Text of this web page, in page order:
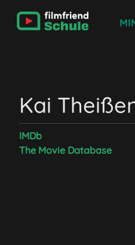
Kai
IMDb
The Movie Database